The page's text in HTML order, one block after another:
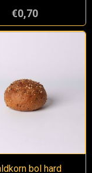
€0,70
bol hard